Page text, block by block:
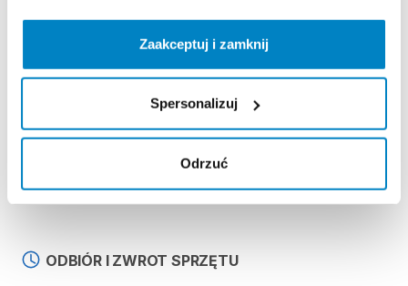
Zaakceptuj i zamknij
Spersonalizuj
Odrzuć
Regulamin wypożyczalni
KAUCJA
Nie pobieramy kaucji za wypożyczenie tego
produktu
ODBIÓR I ZWROT SPRZĘTU